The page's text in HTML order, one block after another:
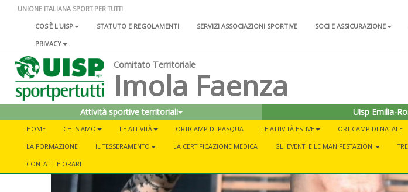
UNIONE ITALIANA SPORT PER TUTTI
COS'È L'UISP
STATUTO E REGOLAMENTI SERVIZI ASSOCIAZIONI SPORTIVE SOCI E ASSICURAZIONE
PRIVACY
Comitato Territoriale
Imola Faenza
Attività sportive territoriali Uisp Emilia-
HOME CHI SIAMO LE ATTIVITÀ ORTICAMP DI PASQUA LE ATTIVITÀ ESTIVE ORTICAMP DI NATALE
LA FORMAZIONE
IL TESSERAMENTO LA CERTIFICAZIONE MEDICA GLI EVENTI E LE MANIFESTAZIONI
CONTATTI E ORARI